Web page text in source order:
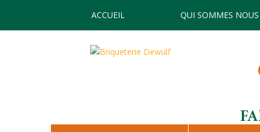
ACCUEIL QUI SOMMES NOUS